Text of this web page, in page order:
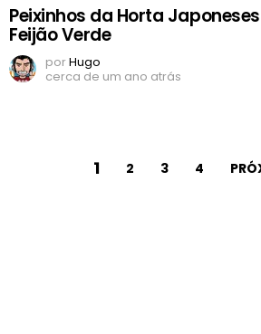
Peixinhos da Horta
Feijão Verde
porHugo
cerca de um ano atrás
1 2 3 4